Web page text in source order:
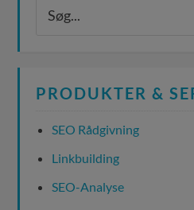
PRODUKTER &
SEO Rådgivning
Linkbuilding
SEO-Analyse